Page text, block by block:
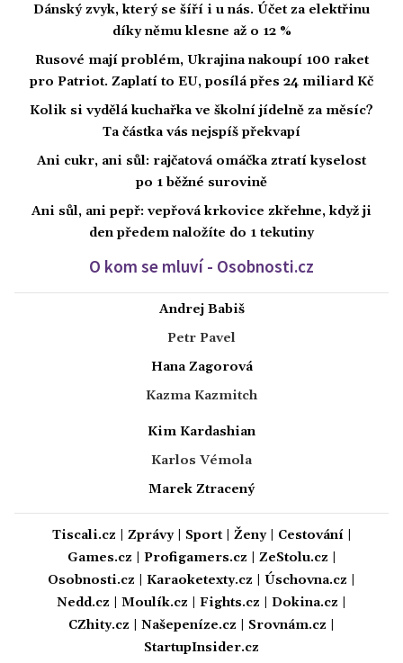
Dánský zvyk, který se šíří i u nás. Účet za elektřinu
díky němu klesne až o 12 %
Rusové mají problém, Ukrajina nakoupí 100 raket
pro Patriot. Zaplatí to EU, posílá přes 24 miliard Kč
Kolik si vydělá kuchařka ve školní jídelně za měsíc?
Ta částka vás nejspíš překvapí
Ani cukr, ani sůl: rajčatová omáčka ztratí kyselost
po 1 běžné surovině
Ani sůl, ani pepř: vepřová krkovice zkřehne, když ji
den předem naložíte do 1 tekutiny
O kom se mluví - Osobnosti.cz
Andrej Babiš
Petr Pavel
Hana Zagorová
Kazma Kazmitch
Kim Kardashian
Karlos Vémola
Marek Ztracený
Tiscali.cz Zprávy| Sport| Ženy| Cestování|
Games.cz
Profigamers.cz ZeStolu.cz
Osobnosti.cz
Karaoketexty.cz Úschovna.cz
Nedd.cz
Moulík.cz Fights.cz Dokina.cz
CZhity.cz
Našepeníze.cz Srovnám.cz
StartupInsider.cz